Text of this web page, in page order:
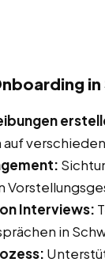
Interviews:
in